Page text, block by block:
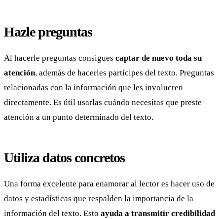
Hazle preguntas
Al hacerle preguntas consigues captar de nuevo toda su
atención, además de hacerles partícipes del texto. Preguntas
relacionadas con la información que les involucren
directamente. Es útil usarlas cuándo necesitas que preste
atención a un punto determinado del texto.
Utiliza datos concretos
Una forma excelente para enamorar al lector es hacer uso de
datos y estadísticas que respalden la importancia de la
información del texto. Esto ayuda a transmitir credibilidad